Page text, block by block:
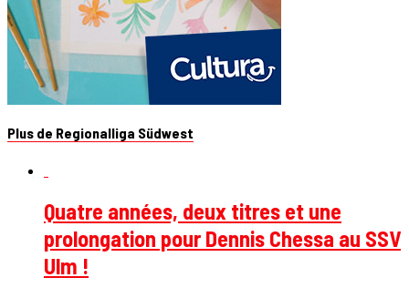
Plus de Regionalliga Südwest
Quatre années, deux titres et une
prolongation pour Dennis Chessa au SSV
Ulm !